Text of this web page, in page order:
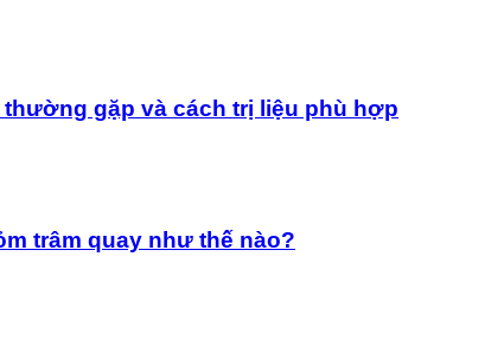
gặp và cách trị liệu phù hợp
trâm quay như thế nào?